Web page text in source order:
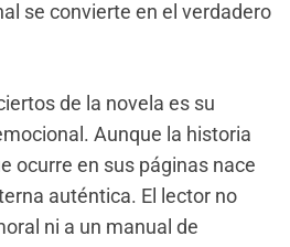
se convierte en el verdadero
de la novela es su
Aunque la historia
ocurre en sus páginas nace
auténtica. El lector no
ni a un manual de